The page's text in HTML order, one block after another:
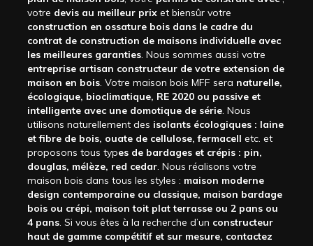
votre devis au meilleur prix et biensûr votre
construction en ossature bois dans le cadre du
contrat de construction de maisons individuelle avec
les meilleures garanties. Nous sommes aussi votre
entreprise artisan constructeur de votre extension de
maison en bois. Votre maison bois MFF sera naturelle,
écologique, bioclimatique, RE 2020 ou passive et
intelligente avec une domotique de série. Nous
utilisons naturellement des isolants écologiques : laine
et fibre de bois, ouate de cellulose, fermacell etc. et
proposons tous types de bardages et crépis : pin,
douglas, mélèze, red cedar. Nous réalisons votre
maison bois dans tous les styles : maison moderne
design contemporaine ou classique, maison bardage
bois ou crépi, maison toit plat terrasse ou 2 pans ou
4 pans. Si vous êtes à la recherche d’un constructeur
haut de gamme compétitif et sur mesure, contactez